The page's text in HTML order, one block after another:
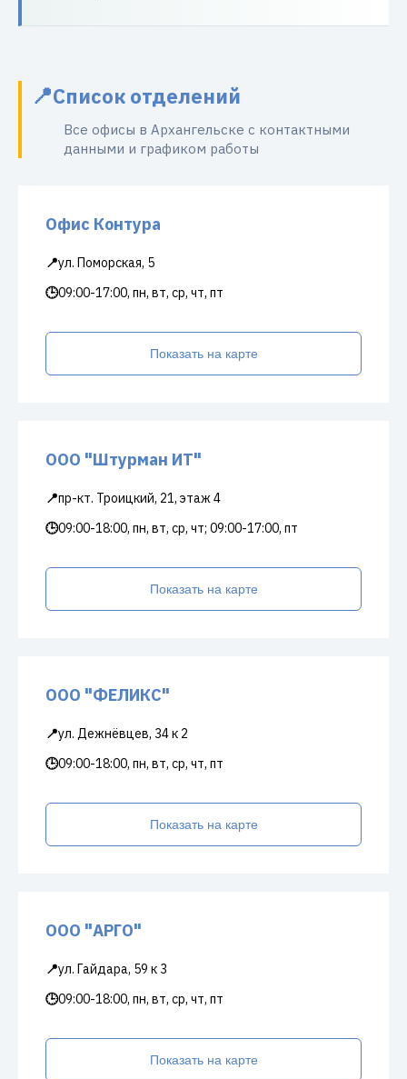
Список отделений
Все офисы в Архангельске с контактными
данными и графиком работы
Офис Контура
📍ул. Поморская, 5
🕒09:00-17:00, пн, вт, ср, чт, пт
Показать на карте
ООО "Штурман ИТ"
📍пр-кт. Троицкий, 21, этаж 4
🕒09:00-18:00, пн, вт, ср, чт; 09:00-17:00, пт
Показать на карте
ООО "ФЕЛИКС"
📍ул. Дежнёвцев, 34 к 2
🕒09:00-18:00, пн, вт, ср, чт, пт
Показать на карте
ООО "АРГО"
📍ул. Гайдара, 59 к 3
🕒09:00-18:00, пн, вт, ср, чт, пт
Показать на карте